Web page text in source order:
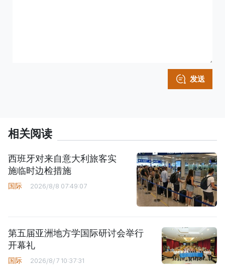
发送
相关阅读
西班牙对来自意大利旅客实
施临时边检措施
国际 2026/8/8 07:49:07
第五届亚洲地方学国际研讨会举行
开幕礼
国际 2026/8/7 10:37:31